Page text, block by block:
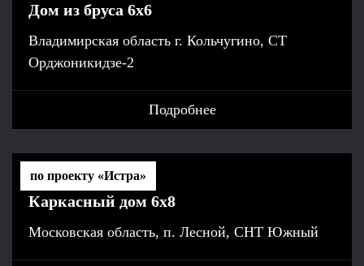
Дом из бруса 6х6
Владимирская область г. Кольчугино, СТ
Орджоникидзе-2
Подробнее
Каркасный дом 6х8
Московская область, п. Лесной, СНТ Южный
по проекту «Истра»